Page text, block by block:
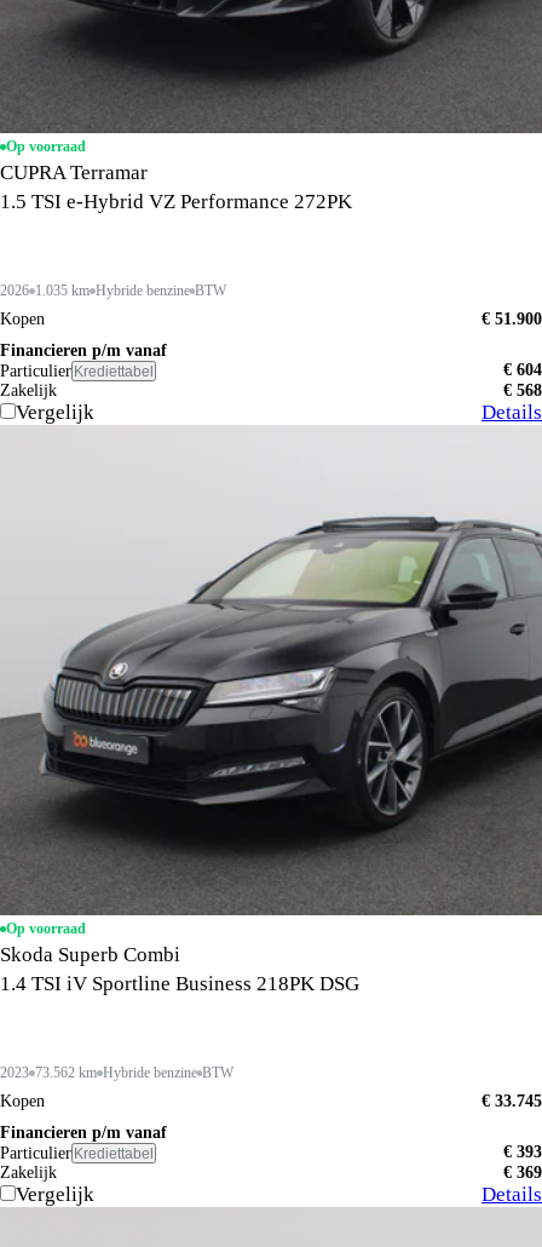
Op voorraad
CUPRA Terramar
1.5 TSI e-Hybrid VZ Performance 272PK
2026 1.035 km Hybride benzine BTW
Kopen
€ 51.900
Financieren p/m vanaf
Particulier Krediettabel
€ 604
Zakelijk
€ 568
Vergelijk Details
Op voorraad
Skoda Superb Combi
1.4 TSI iV Sportline Business 218PK DSG
2023 73.562 km Hybride benzine BTW
Kopen
€ 33.745
Financieren p/m vanaf
Particulier Krediettabel
€ 393
Zakelijk
€ 369
Vergelijk Details